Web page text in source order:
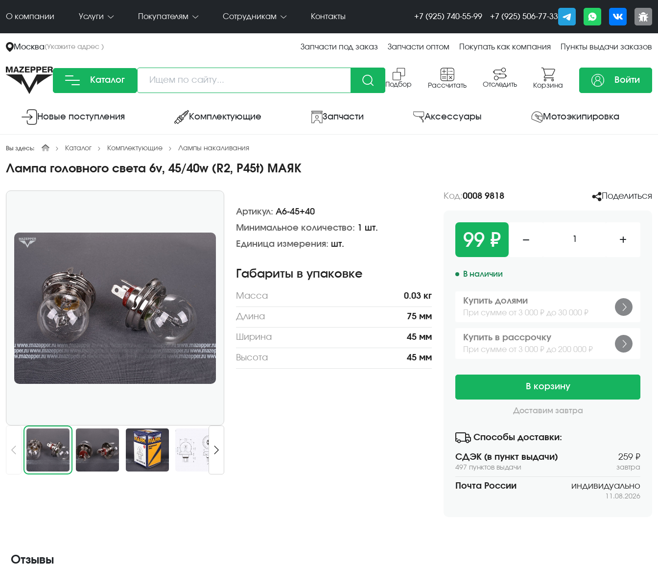
О компании Услуги Покупателям Сотрудникам Контакты +7 (925) 740-55-99 +7 (925) 506-77-33
Москва(Укажите адрес ) Запчасти под заказ Запчасти оптом Покупать как компания Пункты выдачи заказов
Каталог
Подбор Рассчитать Отследить Корзина
Войти
Новые поступления Комплектующие Запчасти Аксессуары Мотоэкипировка
Вы здесь: Каталог Комплектующие Лампы накаливания
Лампа головного света 6v, 45/40w (R2, P45t) МАЯК
Артикул: А6-45+40
Минимальное количество: 1 шт.
Единица измерения: шт.
Габариты в упаковке
Масса 0.03 кг
Длина 75 мм
Ширина 45 мм
Высота 45 мм
Код:0008 9818 Поделиться
99 ₽ 1
В наличии
Купить долями
При сумме от 3 000 ₽ до 30 000 ₽
Купить в рассрочку
При сумме от 3 000 ₽ до 200 000 ₽
В корзину
Доставим завтра
Способы доставки:
СДЭК (в пункт выдачи)
497 пунктов выдачи
259 ₽
завтра
Почта России индивидуально
11.08.2026
Отзывы